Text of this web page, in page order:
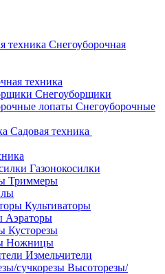
Снегоуборочная
техника
Снегоуборщики
Снегоуборочные
Садовая техника
Газонокосилки
Триммеры
Культиваторы
Аэраторы
Кусторезы
Ножницы
Измельчители
Высоторезы/